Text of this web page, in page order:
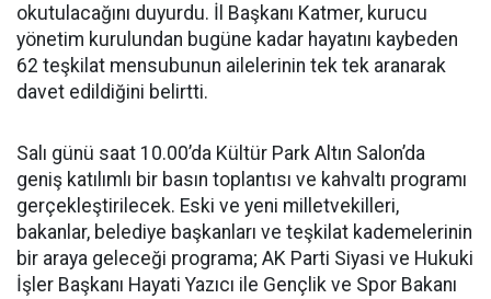
okutulacağını duyurdu. İl Başkanı Katmer, kurucu
yönetim kurulundan bugüne kadar hayatını kaybeden
62 teşkilat mensubunun ailelerinin tek tek aranarak
davet edildiğini belirtti.
Salı günü saat 10.00’da Kültür Park Altın Salon’da
geniş katılımlı bir basın toplantısı ve kahvaltı programı
gerçekleştirilecek. Eski ve yeni milletvekilleri,
bakanlar, belediye başkanları ve teşkilat kademelerinin
bir araya geleceği programa; AK Parti Siyasi ve Hukuki
İşler Başkanı Hayati Yazıcı ile Gençlik ve Spor Bakanı